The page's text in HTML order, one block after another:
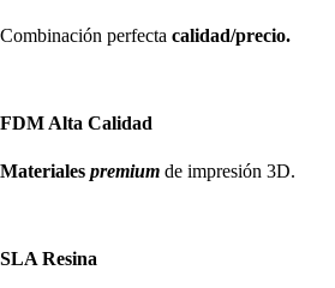
Combinación perfecta calidad/precio.
FDM Alta Calidad
Materiales premium de impresión 3D.
SLA Resina